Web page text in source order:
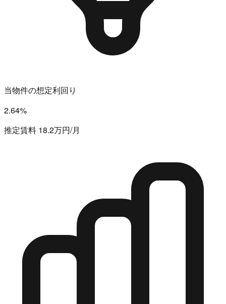
当物件の想定利回り
2.64%
推定賃料 18.2万円/月